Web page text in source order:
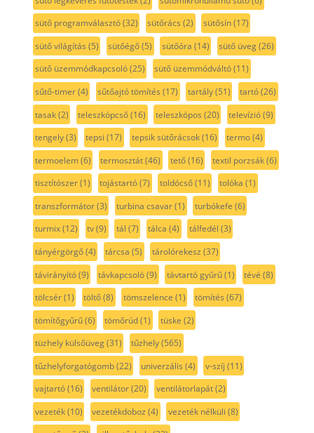
sütő programválasztó(32) sütőrács (2) sütősín(17)
sütő világítás (5) sütőégő(5) sütőóra (14) sütő üveg(26)
sütő üzemmódkapcsoló(25) sütő üzemmódváltó(11)
sűtő-timer(4) sűtőajtó tömítés (17) tartály(51) tartó(26)
tasak(2) teleszkópcső(16) teleszkópos (20) televízió(9)
tengely(3) tepsi (17) tepsik sütőrácsok(16) termo(4)
termoelem(6) termosztát(46) tető(16) textil porzsák(6)
tisztítószer(1) tojástartó(7) toldócső(11) tolóka (1)
transzformátor(3) turbina csavar(1) turbókefe (6)
turmix(12) tv(9) tál (7) tálca (4) tálfedél (3)
tányérgörgő(4) tárcsa (5) tárolórekesz (37)
távirányító(9) távkapcsoló(9) távtartó gyűrű(1) tévé (8)
tölcsér(1) töltő(8) tömszelence (1) tömítés (67)
tömítőgyűrű(6) tömőrúd(1) tüske (2)
tüzhely külsőüveg(31) tűzhely(565)
tűzhelyforgatógomb(22) univerzális (4) v-szíj (11)
vajtartó(16) ventilátor(20) ventilátorlapát(2)
vezeték(10) vezetékdoboz (4) vezeték nélküli (8)